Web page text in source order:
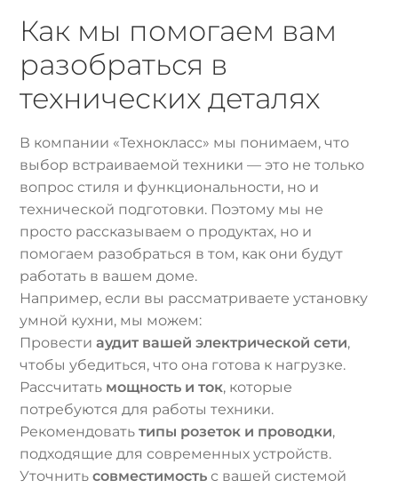
Как мы помогаем вам
разобраться в
технических деталях
В компании «Технокласс» мы понимаем, что
выбор встраиваемой техники — это не только
вопрос стиля и функциональности, но и
технической подготовки. Поэтому мы не
просто рассказываем о продуктах, но и
помогаем разобраться в том, как они будут
работать в вашем доме.
Например, если вы рассматриваете установку
умной кухни, мы можем:
Провестиаудит вашей электрической сети,
чтобы убедиться, что она готова к нагрузке.
Рассчитать мощность и ток, которые
потребуются для работы техники.
Рекомендоватьтипы розеток и проводки,
подходящие для современных устройств.
Уточнитьсовместимость с вашей системой